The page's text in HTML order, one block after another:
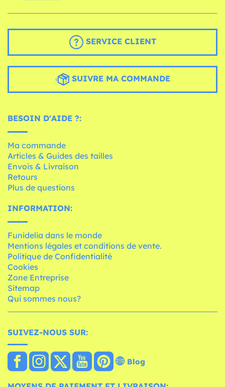
SERVICE CLIENT
SUIVRE MA COMMANDE
BESOIN D'AIDE ?:
Ma commande
Articles & Guides des tailles
Envois & Livraison
Retours
Plus de questions
INFORMATION:
Funidelia dans le monde
Mentions légales et conditions de vente.
Politique de Confidentialité
Cookies
Zone Entreprise
Sitemap
Qui sommes nous?
SUIVEZ-NOUS SUR:
Blog